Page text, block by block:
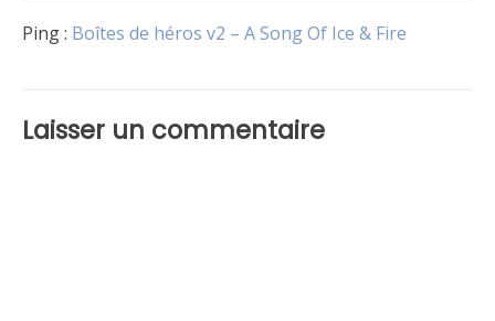
Ping : Boîtes de héros v2 – A Song Of Ice & Fire
Laisser un commentaire